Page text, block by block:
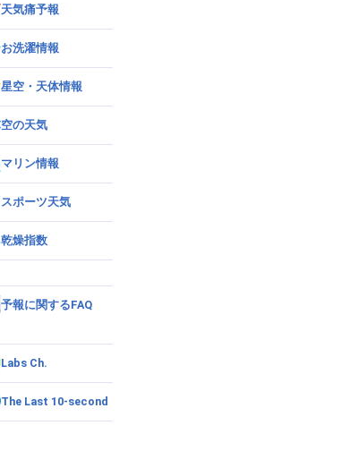
天気痛予報
お洗濯情報
星空・天体情報
空の天気
マリン情報
スポーツ天気
乾燥指数
予報に関するFAQ
Labs Ch.
The Last 10-second